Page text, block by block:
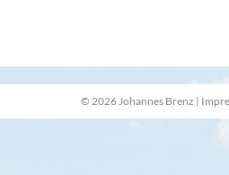
© 2026 Johannes Brenz |